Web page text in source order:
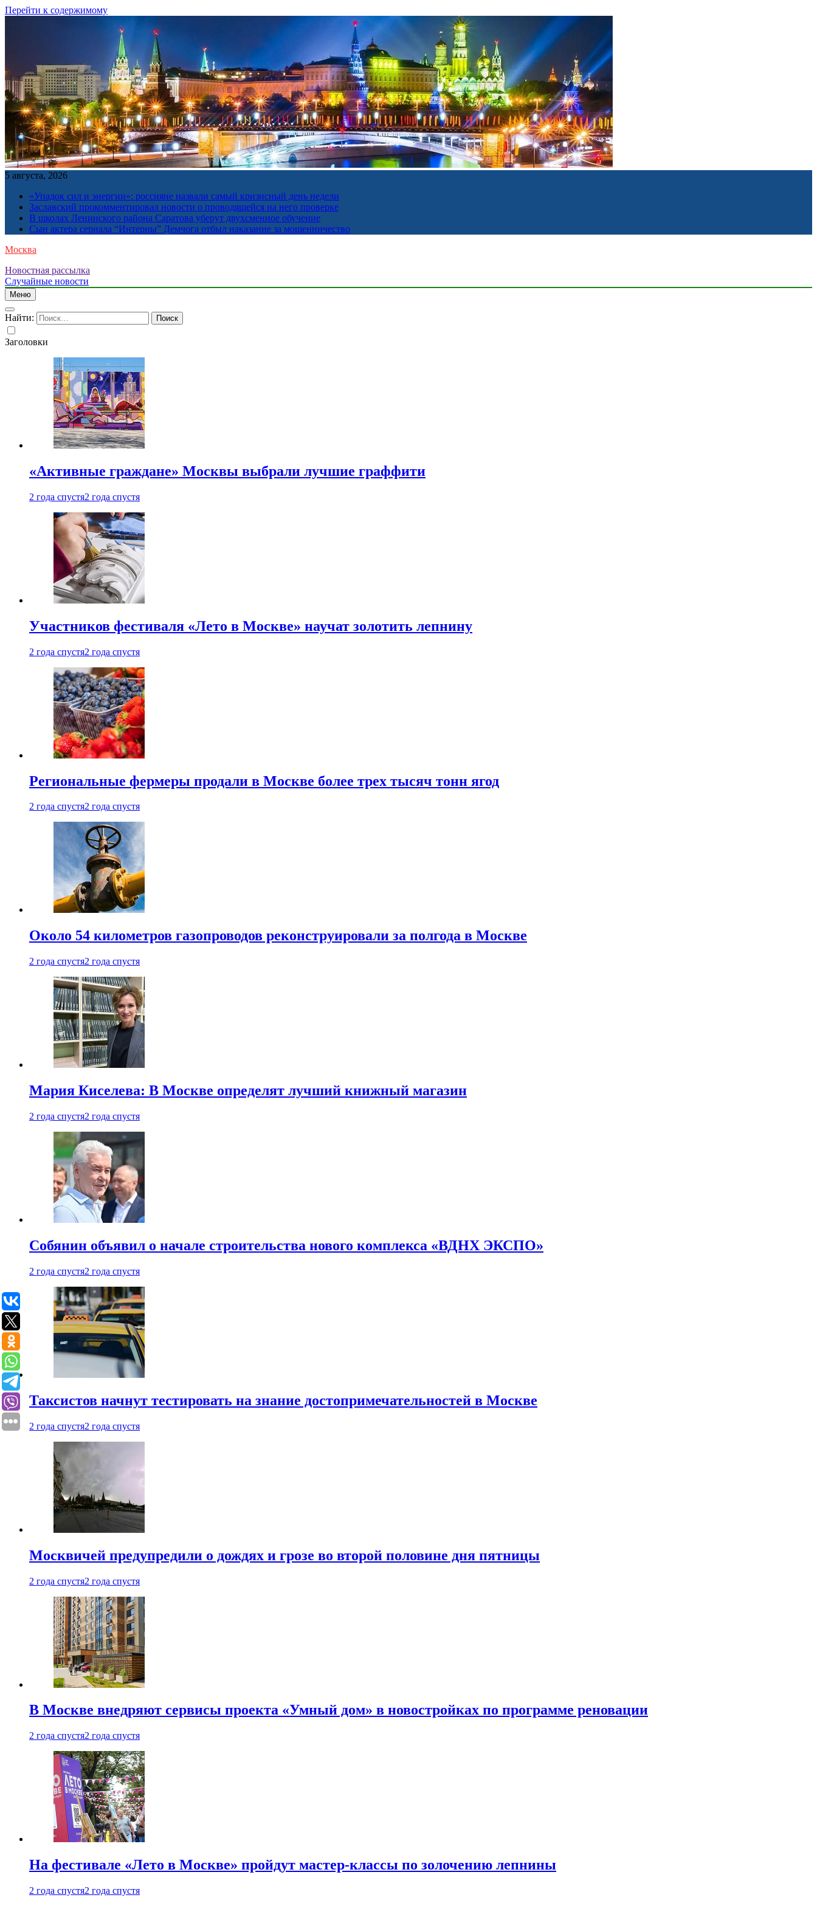
Перейти к содержимому
5 августа, 2026
«Упадок сил и энергии»: россияне назвали самый кризисный день недели
Заславский прокомментировал новости о проводящейся на него проверке
В школах Ленинского района Саратова уберут двухсменное обучение
Сын актера сериала “Интерны” Демчога отбыл наказание за мошенничество
Москва
Новостная рассылка
Случайные новости
Меню
Найти:
Заголовки
«Активные граждане» Москвы выбрали лучшие граффити
2 года спустя2 года спустя
Участников фестиваля «Лето в Москве» научат золотить лепнину
2 года спустя2 года спустя
Региональные фермеры продали в Москве более трех тысяч тонн ягод
2 года спустя2 года спустя
Около 54 километров газопроводов реконструировали за полгода в Москве
2 года спустя2 года спустя
Мария Киселева: В Москве определят лучший книжный магазин
2 года спустя2 года спустя
Собянин объявил о начале строительства нового комплекса «ВДНХ ЭКСПО»
2 года спустя2 года спустя
Таксистов начнут тестировать на знание достопримечательностей в Москве
2 года спустя2 года спустя
Москвичей предупредили о дождях и грозе во второй половине дня пятницы
2 года спустя2 года спустя
В Москве внедряют сервисы проекта «Умный дом» в новостройках по программе реновации
2 года спустя2 года спустя
На фестивале «Лето в Москве» пройдут мастер-классы по золочению лепнины
2 года спустя2 года спустя